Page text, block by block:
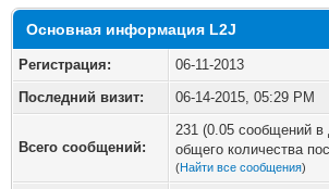
Основная информация L2J
Регистрация:
06-11-2013
Последний визит:
06-14-2015, 05:29 PM
Всего сообщений:
231 (0.05 сообщений в
общего количества
(Найти все сообщения)